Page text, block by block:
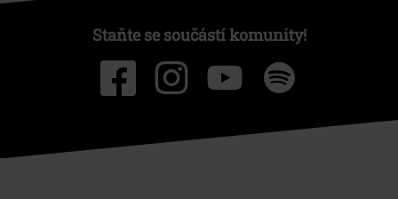
Staňte se součástí komunity!